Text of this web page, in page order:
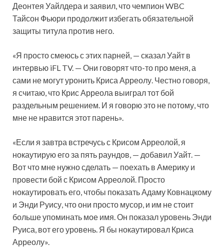
Деонтея Уайлдера и заявил, что чемпион WBC
Тайсон Фьюри продолжит избегать обязательной
защиты титула против него.
«Я просто смеюсь с этих парней, — сказал Уайт в
интервью iFL TV. — Они говорят что-то про меня, а
сами не могут уронить Криса Арреолу. Честно говоря,
я считаю, что Крис Арреола выиграл тот бой
раздельным решением. И я говорю это не потому, что
мне не нравится этот парень».
«Если я завтра встречусь с Крисом Арреолой, я
нокаутирую его за пять раундов, — добавил Уайт. —
Вот что мне нужно сделать — поехать в Америку и
провести бой с Крисом Арреолой. Просто
нокаутировать его, чтобы показать Адаму Ковнацкому
и Энди Руису, что они просто мусор, и им не стоит
больше упоминать мое имя. Он показал уровень Энди
Руиса, вот его уровень. Я бы нокаутировал Криса
Арреолу».